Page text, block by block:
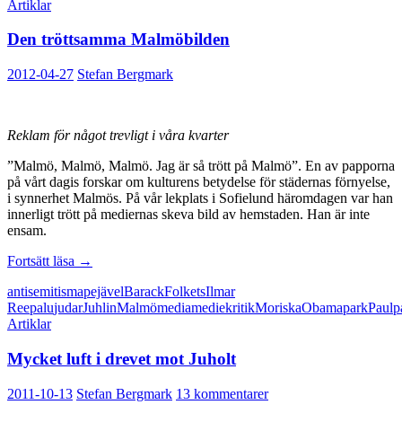
Artiklar
Den tröttsamma Malmöbilden
2012-04-27 Stefan Bergmark
Reklam för något trevligt i våra kvarter
”Malmö, Malmö, Malmö. Jag är så trött på Malmö”. En av papporna
på vårt dagis forskar om kulturens betydelse för städernas förnyelse,
i synnerhet Malmös. På vår lekplats i Sofielund häromdagen var han
innerligt trött på mediernas skeva bild av hemstaden. Han är inte
ensam.
Fortsätt läsa Den
Malmöbilden
→
antisemitismapejävelBarackFolketsIlmar
ReepalujudarJuhlinMalmömediamediekritikMoriskaObamaparkPaul
Artiklar
Mycket luft i drevet mot Juholt
2011-10-13 Stefan Bergmark 13 kommentarer